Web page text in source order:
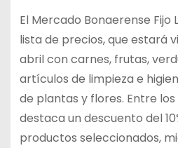
El Mercado Bonaerense Fijo
lista de precios, que estará
abril con carnes, frutas,
artículos de limpieza e
de plantas y flores. Entre
destaca un descuento del
productos seleccionados,